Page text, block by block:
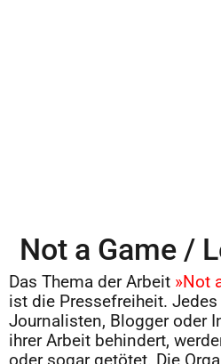
Not a Game /
Das Thema der Arbeit »Not
ist die Pressefreiheit.
Journalisten, Blogger oder
ihrer Arbeit behindert,